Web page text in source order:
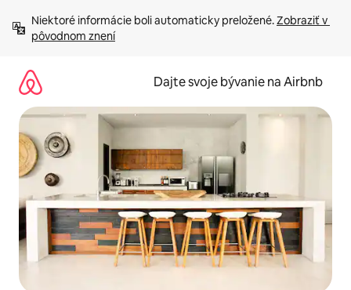
obsah.
Niektoré informácie boli automaticky preložené. Zobraziť v
pôvodnom znení
Dajte svoje bývanie na Airbnb